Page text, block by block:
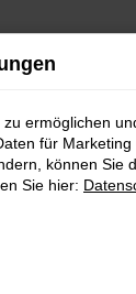
ermöglichen
für
können Sie
Sie hier: